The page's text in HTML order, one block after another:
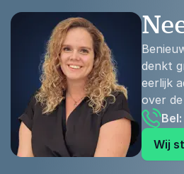
denkt
eerlijk
over
Wij